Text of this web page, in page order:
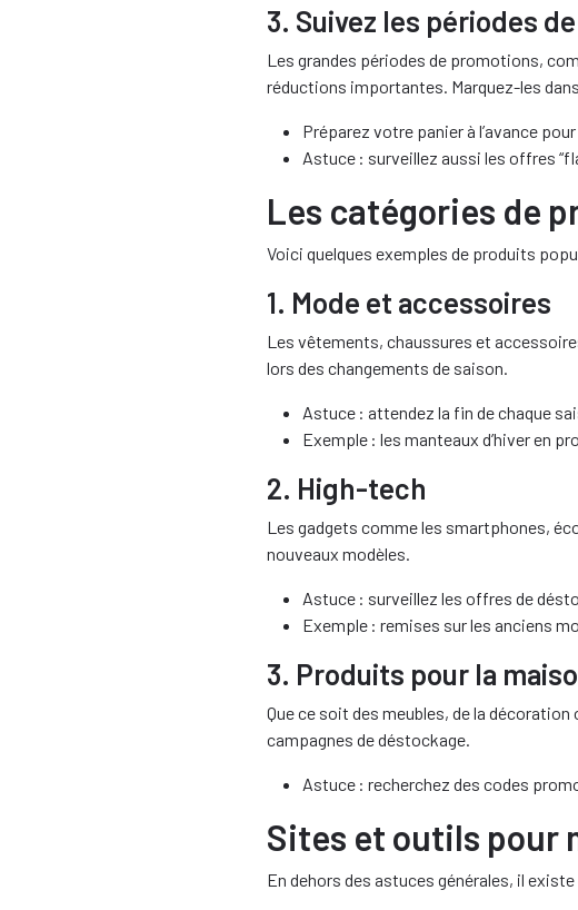
3. Suivez les périodes
Les grandes périodes de promotions,
réductions importantes. Marquez-les
Préparez votre panier à l’avance
Astuce : surveillez aussi les offres
Les catégories de
Voici quelques exemples de produits
1. Mode et accessoires
Les vêtements, chaussures et
lors des changements de saison.
Astuce : attendez la fin de chaque
Exemple : les manteaux d’hiver en
2. High-tech
Les gadgets comme les smartphones,
nouveaux modèles.
Astuce : surveillez les offres de
Exemple : remises sur les anciens
3. Produits pour la
Que ce soit des meubles, de la
campagnes de déstockage.
Astuce : recherchez des codes
Sites et outils pour
En dehors des astuces générales, il